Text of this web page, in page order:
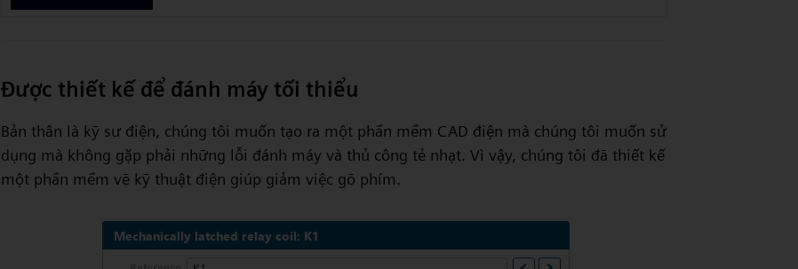
Được thiết kế để đánh máy tối thiểu
Bản thân là kỹ sư điện, chúng tôi muốn tạo ra một phần mềm CAD điện mà chúng tôi muốn sử
dụng mà không gặp phải những lỗi đánh máy và thủ công tẻ nhạt. Vì vậy, chúng tôi đã thiết kế
một phần mềm vẽ kỹ thuật điện giúp giảm việc gõ phím.